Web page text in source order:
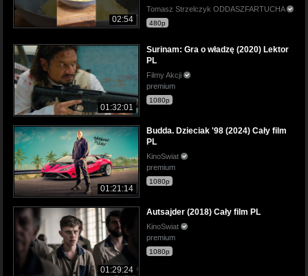
02:54
Tomasz Strzelczyk ODDASZFARTUCHA
480p
01:32:01
Surinam: Gra o władzę (2020) Lektor
PL
Filmy Akcji
premium
1080p
01:21:14
Budda. Dzieciak '98 (2024) Cały film
PL
KinoSwiat
premium
1080p
01:29:24
Autsajder (2018) Cały film PL
KinoSwiat
premium
1080p